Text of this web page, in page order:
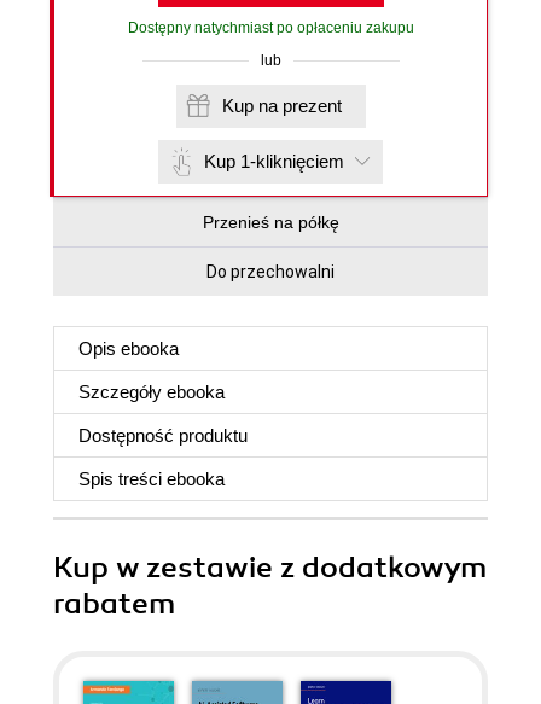
Dostępny natychmiast po opłaceniu zakupu
lub
Kup na prezent
Kup 1-kliknięciem
Przenieś na półkę
Do przechowalni
Opis ebooka
Szczegóły ebooka
Dostępność produktu
Spis treści ebooka
Kup w zestawie z dodatkowym
rabatem